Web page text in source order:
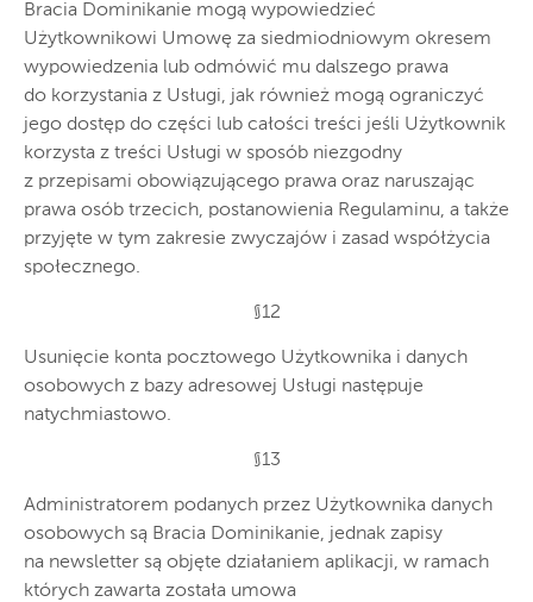
Bracia Dominikanie mogą wypowiedzieć
Użytkownikowi Umowę za siedmiodniowym okresem
wypowiedzenia lub odmówić mu dalszego prawa
do korzystania z Usługi, jak również mogą ograniczyć
jego dostęp do części lub całości treści jeśli Użytkownik
korzysta z treści Usługi w sposób niezgodny
z przepisami obowiązującego prawa oraz naruszając
prawa osób trzecich, postanowienia Regulaminu, a także
przyjęte w tym zakresie zwyczajów i zasad współżycia
społecznego.
§12
Usunięcie konta pocztowego Użytkownika i danych
osobowych z bazy adresowej Usługi następuje
natychmiastowo.
§13
Administratorem podanych przez Użytkownika danych
osobowych są Bracia Dominikanie, jednak zapisy
na newsletter są objęte działaniem aplikacji, w ramach
których zawarta została umowa